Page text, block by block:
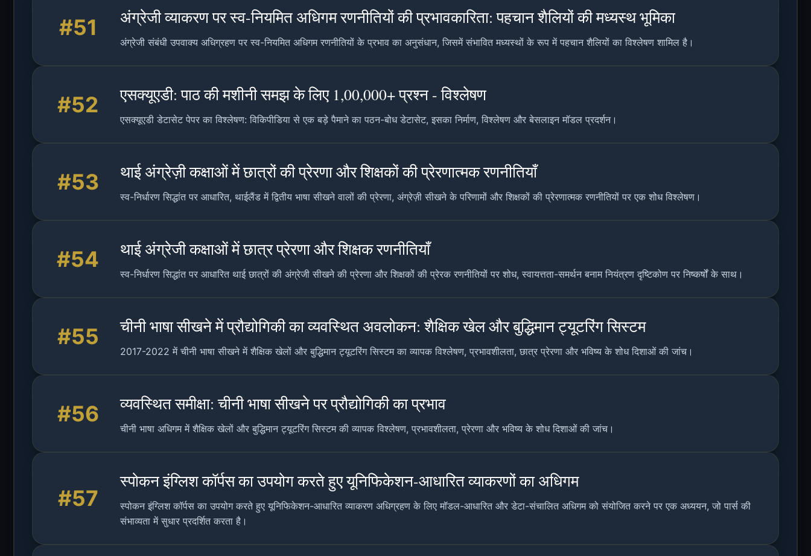
#51 अंग्रेजी व्याकरण पर स्व-नियमित अधिगम रणनीतियों की प्रभावकारिता: पहचान शैलियों की मध्यस्थ भूमिका
अंग्रेजी संबंधी उपवाक्य अधिग्रहण पर स्व-नियमित अधिगम रणनीतियों के प्रभाव का अनुसंधान, जिसमें संभावित मध्यस्थों के रूप में पहचान शैलियों का विश्लेषण शामिल है।
#52 एसक्यूएडी: पाठ की मशीनी समझ के लिए 1,00,000+ प्रश्न - विश्लेषण
एसक्यूएडी डेटासेट पेपर का विश्लेषण: विकिपीडिया से एक बड़े पैमाने का पठन-बोध डेटासेट, इसका निर्माण, विश्लेषण और बेसलाइन मॉडल प्रदर्शन।
#53 थाई अंग्रेज़ी कक्षाओं में छात्रों की प्रेरणा और शिक्षकों की प्रेरणात्मक रणनीतियाँ
स्व-निर्धारण सिद्धांत पर आधारित, थाईलैंड में द्वितीय भाषा सीखने वालों की प्रेरणा, अंग्रेज़ी सीखने के परिणामों और शिक्षकों की प्रेरणात्मक रणनीतियों पर एक शोध विश्लेषण।
#54 थाई अंग्रेजी कक्षाओं में छात्र प्रेरणा और शिक्षक रणनीतियाँ
स्व-निर्धारण सिद्धांत पर आधारित थाई छात्रों की अंग्रेजी सीखने की प्रेरणा और शिक्षकों की प्रेरक रणनीतियों पर शोध, स्वायत्तता-समर्थन बनाम नियंत्रण दृष्टिकोण पर निष्कर्षों के साथ।
#55 चीनी भाषा सीखने में प्रौद्योगिकी का व्यवस्थित अवलोकन: शैक्षिक खेल और बुद्धिमान ट्यूटरिंग सिस्टम
2017-2022 में चीनी भाषा सीखने में शैक्षिक खेलों और बुद्धिमान ट्यूटरिंग सिस्टम का व्यापक विश्लेषण, प्रभावशीलता, छात्र प्रेरणा और भविष्य के शोध दिशाओं की जांच।
#56 व्यवस्थित समीक्षा: चीनी भाषा सीखने पर प्रौद्योगिकी का प्रभाव
चीनी भाषा अधिगम में शैक्षिक खेलों और बुद्धिमान ट्यूटरिंग सिस्टम की व्यापक विश्लेषण, प्रभावशीलता, प्रेरणा और भविष्य के शोध दिशाओं की जांच।
#57
स्पोकन इंग्लिश कॉर्पस का उपयोग करते हुए यूनिफिकेशन-आधारित व्याकरणों का अधिगम
स्पोकन इंग्लिश कॉर्पस का उपयोग करते हुए यूनिफिकेशन-आधारित व्याकरण अधिग्रहण के लिए मॉडल-आधारित और डेटा-संचालित अधिगम को संयोजित करने पर एक अध्ययन, जो पार्स की
संभाव्यता में सुधार प्रदर्शित करता है।